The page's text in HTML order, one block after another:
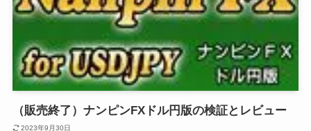
（販売終了）ナンピンFXドル円版の検証とレビュー
2023年9月30日